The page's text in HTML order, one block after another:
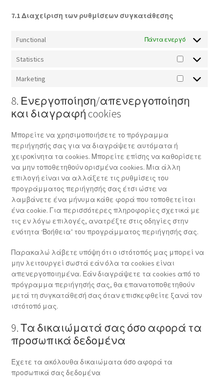
7.1 Διαχείριση των ρυθμίσεων συγκατάθεσης
Functional Πάντα ενεργό
Statistics
Statistics
Marketing
Marketing
8. Ενεργοποίηση/απενεργοποίηση
και διαγραφή cookies
Μπορείτε να χρησιμοποιήσετε το πρόγραμμα
περιήγησής σας για να διαγράψετε αυτόματα ή
χειροκίνητα τα cookies. Μπορείτε επίσης να καθορίσετε
να μην τοποθετηθούν ορισμένα cookies. Μια άλλη
επιλογή είναι να αλλάξετε τις ρυθμίσεις του
προγράμματος περιήγησής σας έτσι ώστε να
λαμβάνετε ένα μήνυμα κάθε φορά που τοποθετείται
ένα cookie. Για περισσότερες πληροφορίες σχετικά με
τις εν λόγω επιλογές, ανατρέξτε στις οδηγίες στην
ενότητα ‘Βοήθεια’ του προγράμματος περιήγησής σας.
Παρακαλώ λάβετε υπόψη ότι ο ιστότοπός μας μπορεί να
μην λειτουργεί σωστά εάν όλα τα cookies είναι
απενεργοποιημένα. Εάν διαγράψετε τα cookies από το
πρόγραμμα περιήγησής σας, θα επανατοποθετηθούν
μετά τη συγκατάθεσή σας όταν επισκεφθείτε ξανά τον
ιστότοπό μας.
9. Τα δικαιώματά σας όσο αφορά τα
προσωπικά δεδομένα
Έχετε τα ακόλουθα δικαιώματα όσο αφορά τα
προσωπικά σας δεδομένα